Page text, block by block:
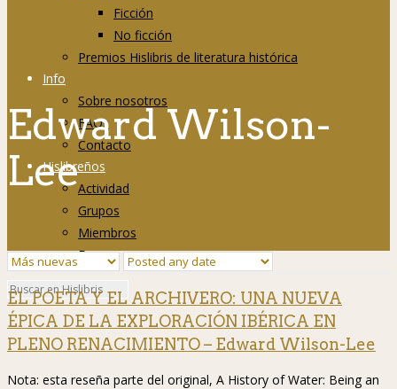
Ficción
No ficción
Premios Hislibris de literatura histórica
Info
Sobre nosotros
FAQs
Contacto
Hislibreños
Actividad
Grupos
Miembros
Foro
Edward Wilson-
Lee
EL POETA Y EL ARCHIVERO: UNA NUEVA
ÉPICA DE LA EXPLORACIÓN IBÉRICA EN
PLENO RENACIMIENTO – Edward Wilson-Lee
Nota: esta reseña parte del original, A History of Water: Being an